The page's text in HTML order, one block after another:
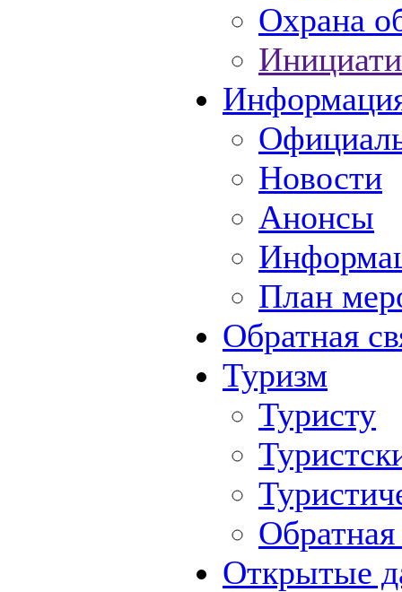
Охрана
Новости
Анонсы
План
Обратная
Туризм
Туристу
Обратная
Открытые